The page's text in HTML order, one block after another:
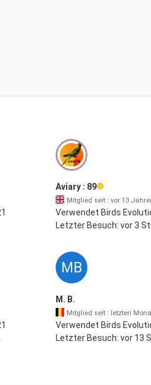
Aviary : 89
Mitglied seit : vor 13
Verwendet Birds
Letzter Besuch: vor 3
MB
M. B.
Mitglied seit : letzten
Verwendet Birds
Letzter Besuch: vor 13